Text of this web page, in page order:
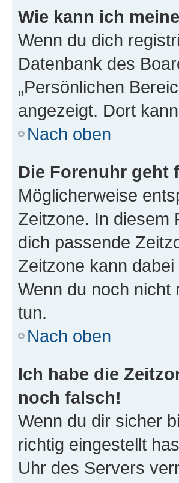
Wie kann ich
Wenn du dich
Datenbank des
„Persönlichen
angezeigt. Dort
Nach oben
Die Forenuhr geht
Möglicherweise
Zeitzone. In diesem
dich passende
Zeitzone kann
Wenn du noch nicht
tun.
Nach oben
Ich habe die
noch falsch!
Wenn du dir sicher
richtig eingestellt
Uhr des Servers